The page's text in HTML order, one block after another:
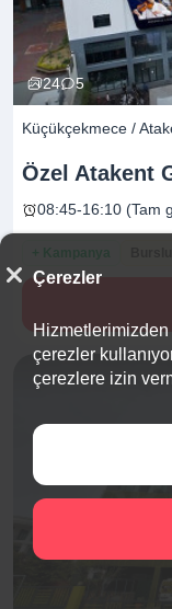
24 5
Küçükçekmece /
Özel Atakent
08:45-16:10 (Tam
+ Kampanya
Çerezler
çerezler
çerezlere izin